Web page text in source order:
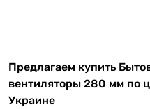
Предлагаем купить
вентиляторы 280 мм по
Украине